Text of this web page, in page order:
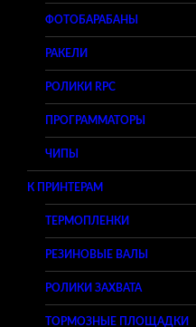
ФОТОБАРАБАНЫ
РАКЕЛИ
РОЛИКИ RPC
ПРОГРАММАТОРЫ
ЧИПЫ
К ПРИНТЕРАМ
ТЕРМОПЛЕНКИ
РЕЗИНОВЫЕ ВАЛЫ
РОЛИКИ ЗАХВАТА
ТОРМОЗНЫЕ ПЛОЩАДКИ